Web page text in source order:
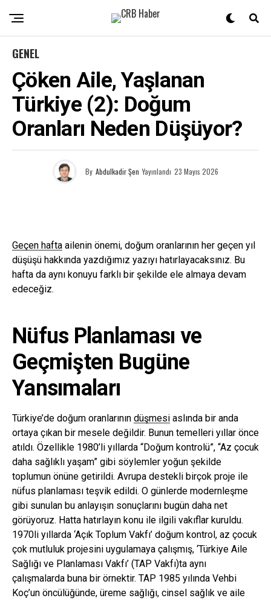
GENEL
Çöken Aile, Yaşlanan
Türkiye (2): Doğum
Oranları Neden Düşüyor?
By Abdulkadir Şen Yayınlandı 23 Mayıs 2026
Geçen hafta ailenin önemi, doğum oranlarının her geçen yıl
düşüşü hakkında yazdığımız yazıyı hatırlayacaksınız. Bu
hafta da aynı konuyu farklı bir şekilde ele almaya devam
edeceğiz.
Nüfus Planlaması ve
Geçmişten Bugüne
Yansımaları
Türkiye’de doğum oranlarının düşmesi aslında bir anda
ortaya çıkan bir mesele değildir. Bunun temelleri yıllar önce
atıldı. Özellikle 1980’li yıllarda “Doğum kontrolü”, “Az çocuk
daha sağlıklı yaşam” gibi söylemler yoğun şekilde
toplumun önüne getirildi. Avrupa destekli birçok proje ile
nüfus planlaması teşvik edildi. O günlerde modernleşme
gibi sunulan bu anlayışın sonuçlarını bugün daha net
görüyoruz. Hatta hatırlayın konu ile ilgili vakıflar kuruldu.
1970li yıllarda ‘Açık Toplum Vakfı’ doğum kontrol, az çocuk
çok mutluluk projesini uygulamaya çalışmış, ‘Türkiye Aile
Sağlığı ve Planlaması Vakfı’ (TAP Vakfı)ta aynı
çalışmalarda buna bir örnektir. TAP 1985 yılında Vehbi
Koç’un öncülüğünde, üreme sağlığı, cinsel sağlık ve aile